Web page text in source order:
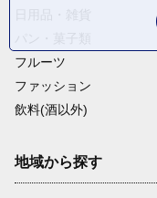
フルーツ
ファッション
飲料(酒以外)
地域から探す